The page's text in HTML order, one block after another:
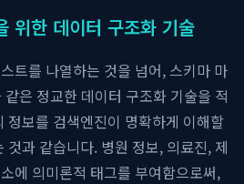
위한 데이터 구조화 기술
트를 나열하는 것을 넘어, 스키마 마
은 정교한 데이터 구조화 기술을 적
정보를 검색엔진이 명확하게 이해할
것과 같습니다. 병원 정보, 의료진, 제
에 의미론적 태그를 부여함으로써,